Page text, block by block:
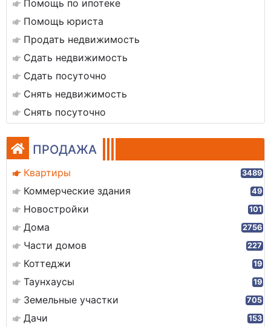
Помощь по ипотеке
Помощь юриста
Продать недвижимость
Сдать недвижимость
Сдать посуточно
Снять недвижимость
Снять посуточно
ПРОДАЖА
Квартиры 3489
Коммерческие здания 49
Новостройки 101
Дома 2756
Части домов 227
Коттеджи 19
Таунхаусы 19
Земельные участки 705
Дачи 153